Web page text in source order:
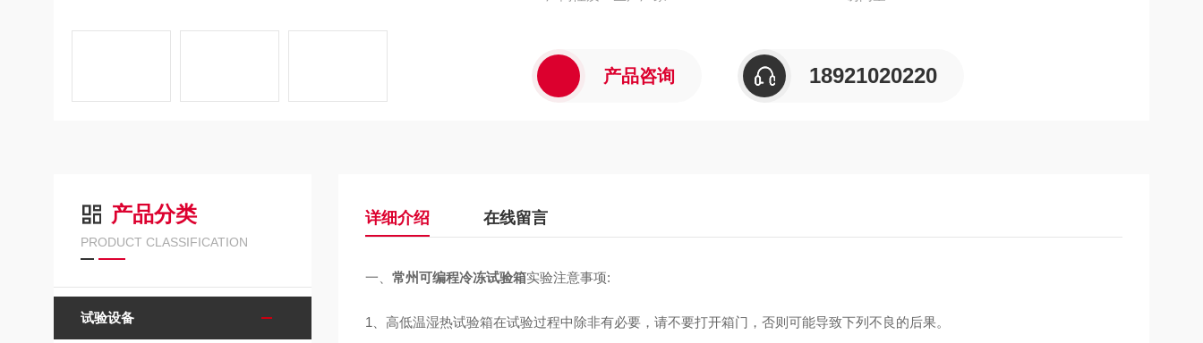
产品咨询 18921020220
产品分类
PRODUCT CLASSIFICATION
试验设备
详细介绍 在线留言
一、 常州可编程冷冻试验箱实验注意事项:
1、高低温湿热试验箱在试验过程中除非有必要，请不要打开箱门，否则可能导致下列不良的后果。